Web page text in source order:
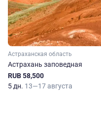
Астраханская область
Астрахань заповедная
RUB 58,500
5 дн. 13—17 августа